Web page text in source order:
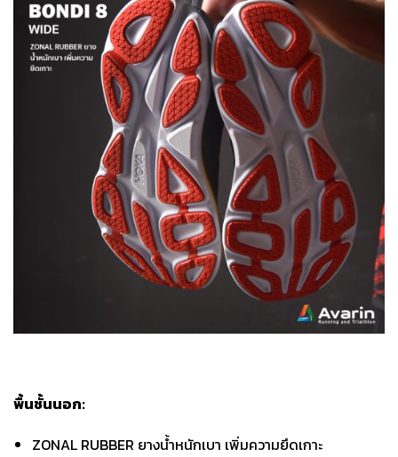
พื้นชั้นนอก:
ZONAL RUBBER ยางน้ำหนักเบา เพิ่มความยึดเกาะ